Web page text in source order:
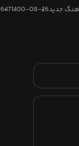
جدید1400-08-26647 بازدید